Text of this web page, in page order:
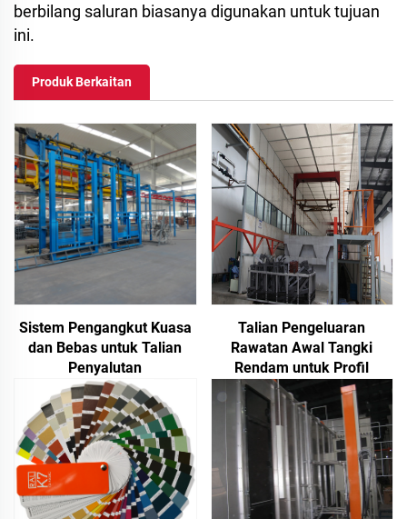
berbilang saluran biasanya digunakan untuk tujuan
ini.
Produk Berkaitan
Sistem Pengangkut Kuasa
dan Bebas untuk Talian
Penyalutan
Talian Pengeluaran
Rawatan Awal Tangki
Rendam untuk Profil